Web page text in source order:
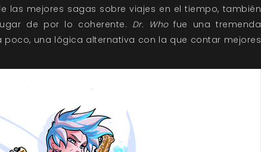
mejores sagas sobre viajes en el tiempo, también
de por lo coherente. Dr. Whofue una tremenda
una lógica alternativa con la que contar mejores